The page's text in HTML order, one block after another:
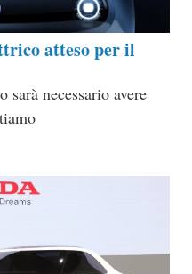
atteso per il
necessario avere